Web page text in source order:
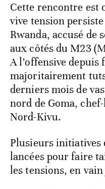
Cette rencontre est
vive tension
Rwanda, accusé de
aux côtés du M23
A l’offensive
majoritairement
derniers mois de
nord de Goma,
Nord-Kivu.
Plusieurs initiatives
lancées pour faire
les tensions, en